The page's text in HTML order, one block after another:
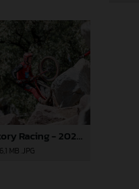
GASGAS Factory Racing - 2024 FIM TrialGP World Championship - Round 3, Italy
6,1 MB .JPG